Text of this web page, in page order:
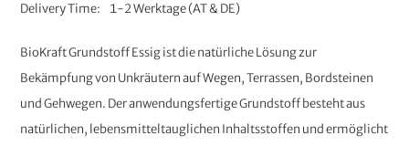
BioKraft Grundstoff Essig ist die natürliche Lösung zur
Bekämpfung von Unkräutern auf Wegen, Terrassen, Bordsteinen
und Gehwegen. Der anwendungsfertige Grundstoff besteht aus
natürlichen, lebensmitteltauglichen Inhaltsstoffen und ermöglicht
Delivery Time
1-2 Werktage (AT & DE)